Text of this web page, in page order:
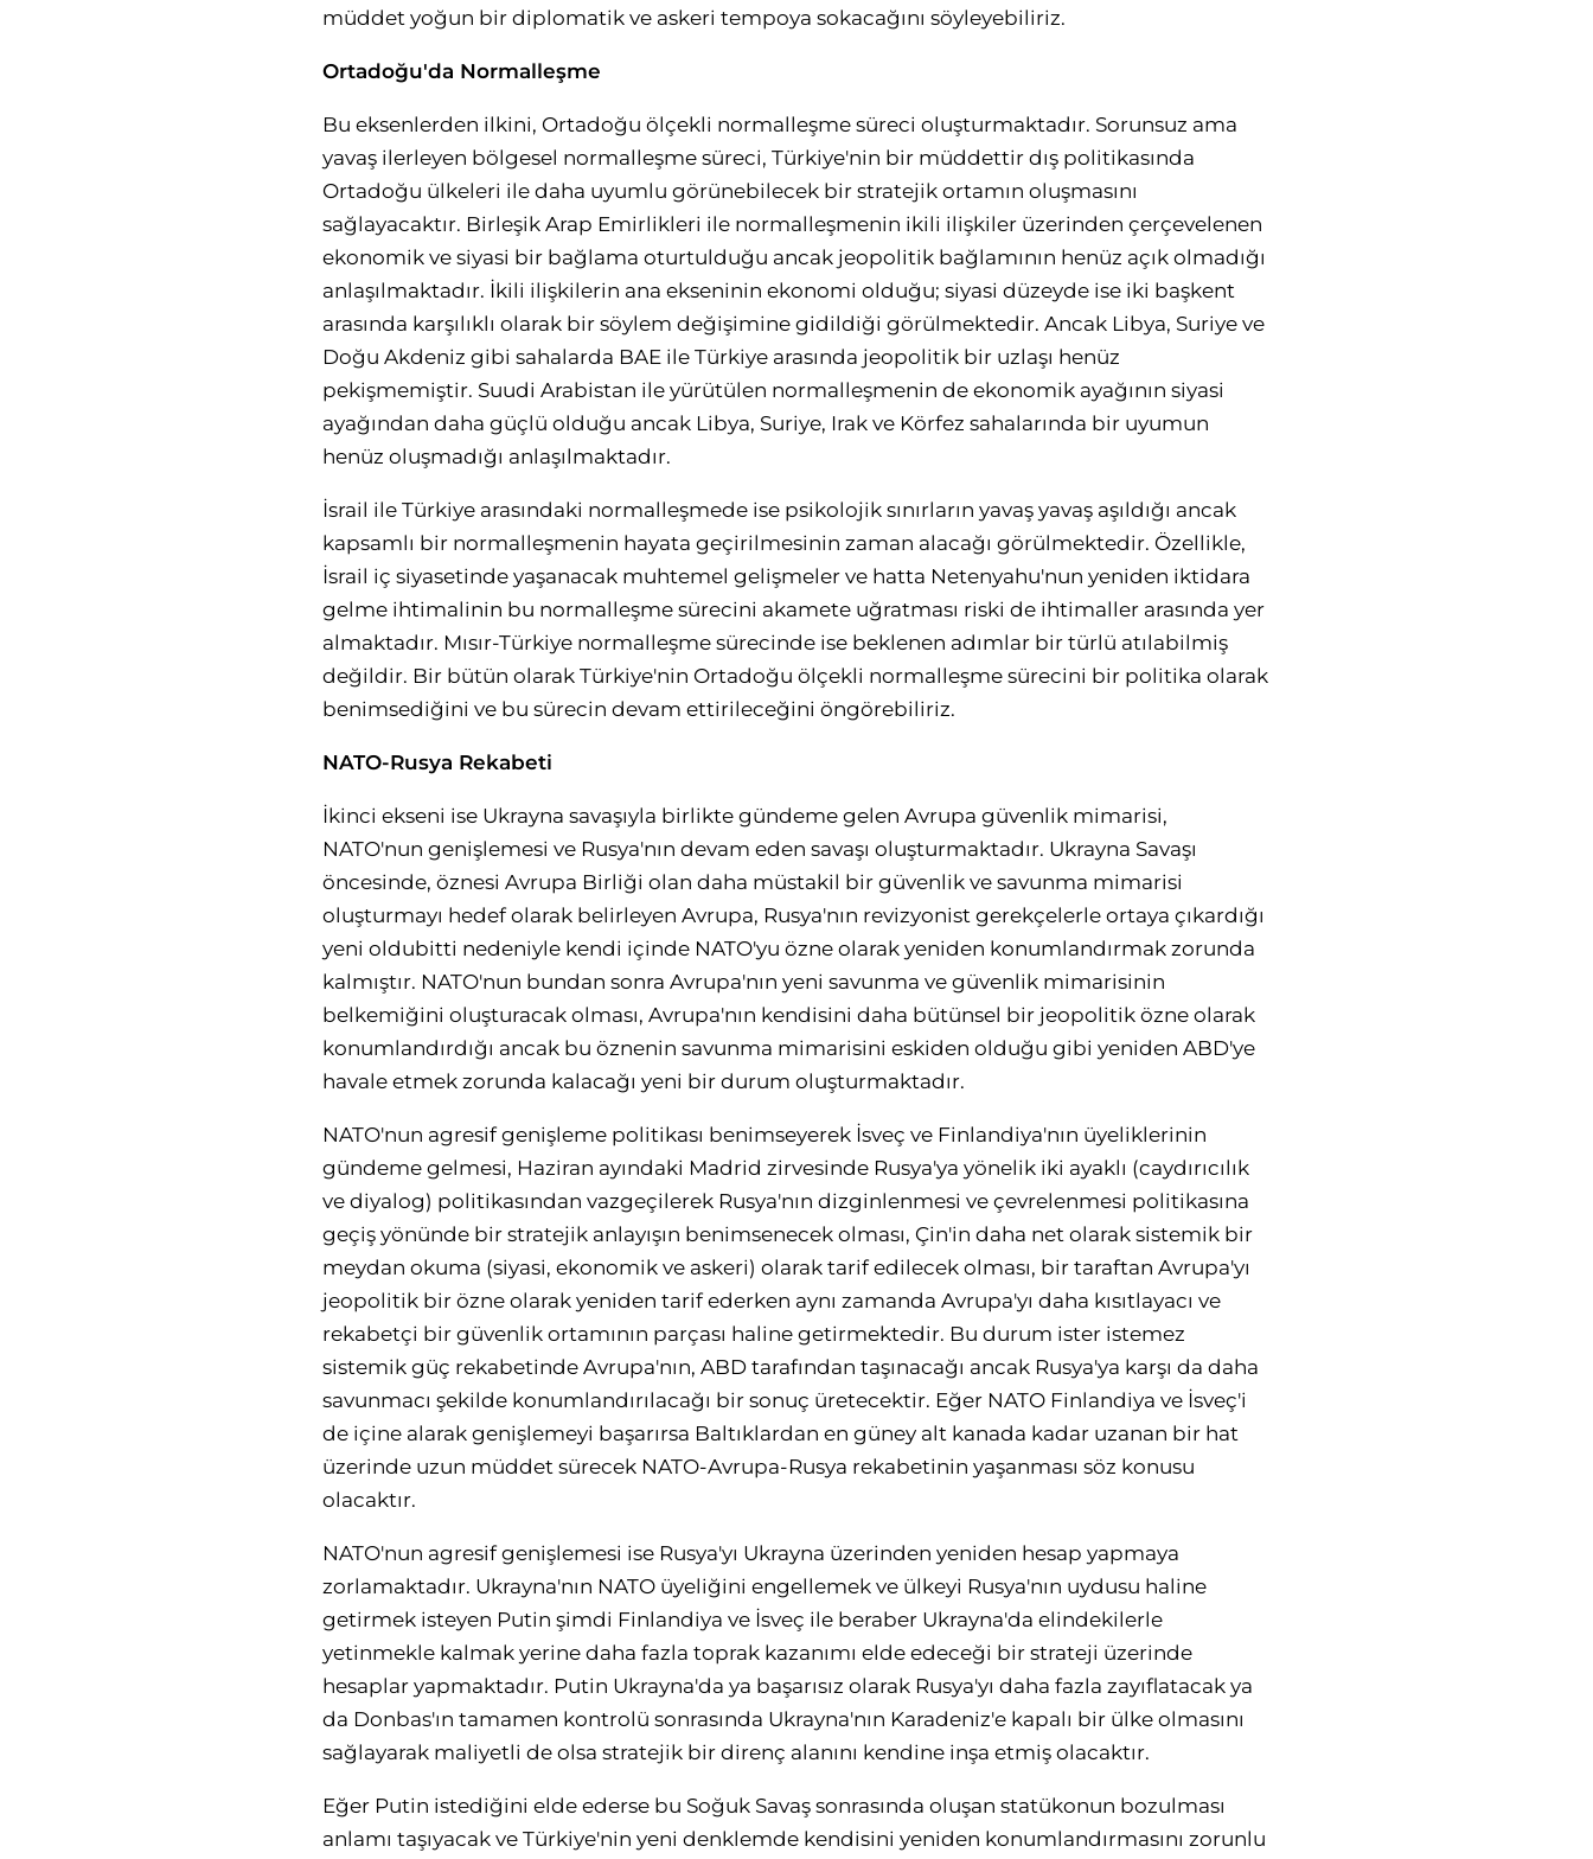
müddet yoğun bir diplomatik ve askeri tempoya sokacağını söyleyebiliriz.
Ortadoğu'da Normalleşme
Bu eksenlerden ilkini, Ortadoğu ölçekli normalleşme süreci oluşturmaktadır. Sorunsuz ama
yavaş ilerleyen bölgesel normalleşme süreci, Türkiye'nin bir müddettir dış politikasında
Ortadoğu ülkeleri ile daha uyumlu görünebilecek bir stratejik ortamın oluşmasını
sağlayacaktır. Birleşik Arap Emirlikleri ile normalleşmenin ikili ilişkiler üzerinden çerçevelenen
ekonomik ve siyasi bir bağlama oturtulduğu ancak jeopolitik bağlamının henüz açık olmadığı
anlaşılmaktadır. İkili ilişkilerin ana ekseninin ekonomi olduğu; siyasi düzeyde ise iki başkent
arasında karşılıklı olarak bir söylem değişimine gidildiği görülmektedir. Ancak Libya, Suriye ve
Doğu Akdeniz gibi sahalarda BAE ile Türkiye arasında jeopolitik bir uzlaşı henüz
pekişmemiştir. Suudi Arabistan ile yürütülen normalleşmenin de ekonomik ayağının siyasi
ayağından daha güçlü olduğu ancak Libya, Suriye, Irak ve Körfez sahalarında bir uyumun
henüz oluşmadığı anlaşılmaktadır.
İsrail ile Türkiye arasındaki normalleşmede ise psikolojik sınırların yavaş yavaş aşıldığı ancak
kapsamlı bir normalleşmenin hayata geçirilmesinin zaman alacağı görülmektedir. Özellikle,
İsrail iç siyasetinde yaşanacak muhtemel gelişmeler ve hatta Netenyahu'nun yeniden iktidara
gelme ihtimalinin bu normalleşme sürecini akamete uğratması riski de ihtimaller arasında yer
almaktadır. Mısır-Türkiye normalleşme sürecinde ise beklenen adımlar bir türlü atılabilmiş
değildir. Bir bütün olarak Türkiye'nin Ortadoğu ölçekli normalleşme sürecini bir politika olarak
benimsediğini ve bu sürecin devam ettirileceğini öngörebiliriz.
NATO-Rusya Rekabeti
İkinci ekseni ise Ukrayna savaşıyla birlikte gündeme gelen Avrupa güvenlik mimarisi,
NATO'nun genişlemesi ve Rusya'nın devam eden savaşı oluşturmaktadır. Ukrayna Savaşı
öncesinde, öznesi Avrupa Birliği olan daha müstakil bir güvenlik ve savunma mimarisi
oluşturmayı hedef olarak belirleyen Avrupa, Rusya'nın revizyonist gerekçelerle ortaya çıkardığı
yeni oldubitti nedeniyle kendi içinde NATO'yu özne olarak yeniden konumlandırmak zorunda
kalmıştır. NATO'nun bundan sonra Avrupa'nın yeni savunma ve güvenlik mimarisinin
belkemiğini oluşturacak olması, Avrupa'nın kendisini daha bütünsel bir jeopolitik özne olarak
konumlandırdığı ancak bu öznenin savunma mimarisini eskiden olduğu gibi yeniden ABD'ye
havale etmek zorunda kalacağı yeni bir durum oluşturmaktadır.
NATO'nun agresif genişleme politikası benimseyerek İsveç ve Finlandiya'nın üyeliklerinin
gündeme gelmesi, Haziran ayındaki Madrid zirvesinde Rusya'ya yönelik iki ayaklı (caydırıcılık
ve diyalog) politikasından vazgeçilerek Rusya'nın dizginlenmesi ve çevrelenmesi politikasına
geçiş yönünde bir stratejik anlayışın benimsenecek olması, Çin'in daha net olarak sistemik bir
meydan okuma (siyasi, ekonomik ve askeri) olarak tarif edilecek olması, bir taraftan Avrupa'yı
jeopolitik bir özne olarak yeniden tarif ederken aynı zamanda Avrupa'yı daha kısıtlayacı ve
rekabetçi bir güvenlik ortamının parçası haline getirmektedir. Bu durum ister istemez
sistemik güç rekabetinde Avrupa'nın, ABD tarafından taşınacağı ancak Rusya'ya karşı da daha
savunmacı şekilde konumlandırılacağı bir sonuç üretecektir. Eğer NATO Finlandiya ve İsveç'i
de içine alarak genişlemeyi başarırsa Baltıklardan en güney alt kanada kadar uzanan bir hat
üzerinde uzun müddet sürecek NATO-Avrupa-Rusya rekabetinin yaşanması söz konusu
olacaktır.
NATO'nun agresif genişlemesi ise Rusya'yı Ukrayna üzerinden yeniden hesap yapmaya
zorlamaktadır. Ukrayna'nın NATO üyeliğini engellemek ve ülkeyi Rusya'nın uydusu haline
getirmek isteyen Putin şimdi Finlandiya ve İsveç ile beraber Ukrayna'da elindekilerle
yetinmekle kalmak yerine daha fazla toprak kazanımı elde edeceği bir strateji üzerinde
hesaplar yapmaktadır. Putin Ukrayna'da ya başarısız olarak Rusya'yı daha fazla zayıflatacak ya
da Donbas'ın tamamen kontrolü sonrasında Ukrayna'nın Karadeniz'e kapalı bir ülke olmasını
sağlayarak maliyetli de olsa stratejik bir direnç alanını kendine inşa etmiş olacaktır.
Eğer Putin istediğini elde ederse bu Soğuk Savaş sonrasında oluşan statükonun bozulması
anlamı taşıyacak ve Türkiye'nin yeni denklemde kendisini yeniden konumlandırmasını zorunlu